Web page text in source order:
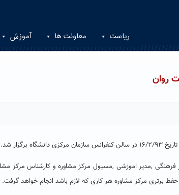
ریاست معاونت ها آموزش
روان
شد.
فرهنگی ,مدیر اموزشی ,مسیول مرکز مشاوره و کارشناس مرکز
برتری مرکز مشاوره هر کاری که لازم باشد انجام خواهد گرفت.